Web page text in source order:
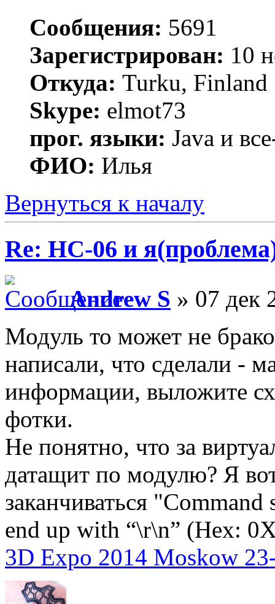
Сообщения: 5691
Зарегистрирован: 10
Откуда: Turku, Finland
Skype: elmot73
прог. языки: Java и
ФИО: Илья
Вернуться к началу
Re: HC-06 и
Andrew S » 07 дек
Модуль то может не
написали, что сделали -
информации, выложите
фотки.
Не понятно, что за
датащит по модулю? Я
заканчиваться
end up with “\r\n” (Hex:
3D Expo 2014 Moskow